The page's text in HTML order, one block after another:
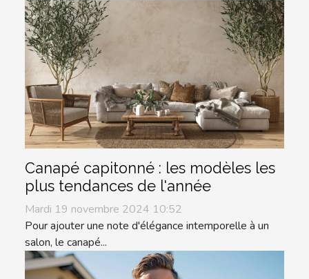
Canapé capitonné : les modèles les
plus tendances de l'année
Mardi 19 novembre 2024 10:52
Pour ajouter une note d'élégance intemporelle à un
salon, le canapé...